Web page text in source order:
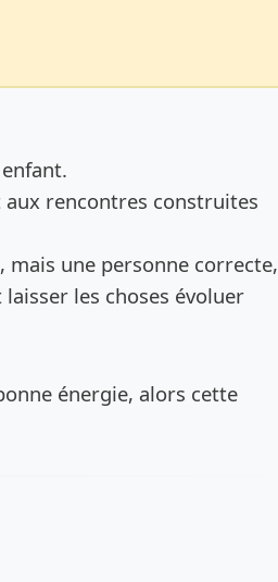
aux rencontres construites
mais une personne correcte,
les choses évoluer
énergie, alors cette